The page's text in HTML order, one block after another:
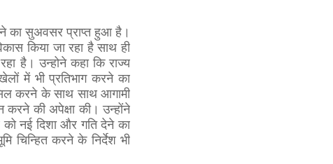
का सुअवसर प्राप्त हुआ है।
किया जा रहा है साथ ही
है। उन्होने कहा कि राज्य
में भी प्रतिभाग करने का
करने के साथ साथ आगामी
की अपेक्षा की। उन्होंने
नई दिशा और गति देने का
चिन्हित करने के निर्देश भी